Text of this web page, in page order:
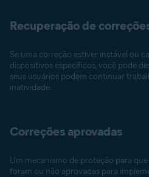
Recuperação de
Se uma correção estiver instável ou
dispositivos específicos, você pode
seus usuários podem continuar
inatividade.
Correções aprovadas
Um mecanismo de proteção para
foram ou não aprovadas para